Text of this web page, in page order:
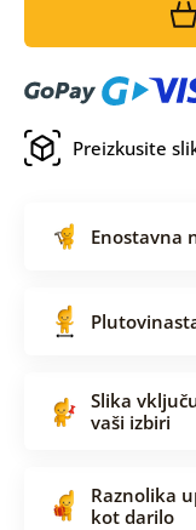
Preizkusite
Enostavna
Slika
vaši izbiri
Raznolika
kot darilo